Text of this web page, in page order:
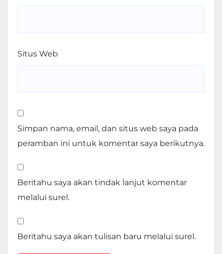
Situs Web
Simpan nama, email, dan situs web saya pada
peramban ini untuk komentar saya berikutnya.
Beritahu saya akan tindak lanjut komentar
melalui surel.
Beritahu saya akan tulisan baru melalui surel.